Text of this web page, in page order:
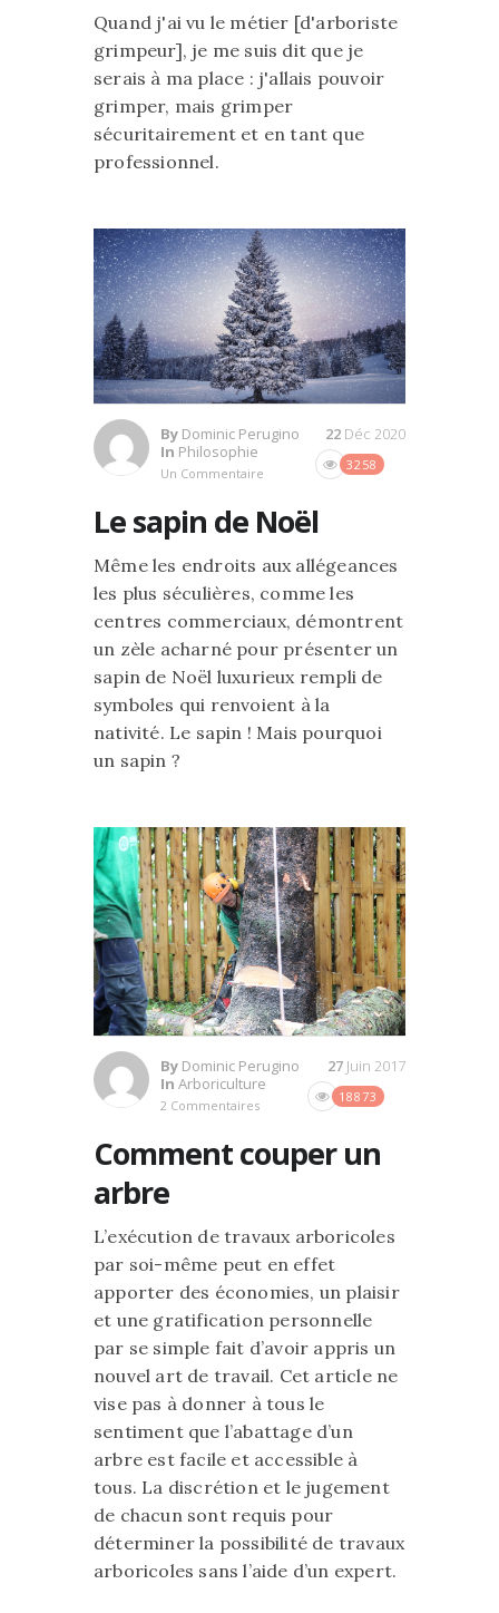
Quand j'ai vu le métier [d'arboriste
grimpeur], je me suis dit que je
serais à ma place : j'allais pouvoir
grimper, mais grimper
sécuritairement et en tant que
professionnel.
By Dominic Perugino
In Philosophie
Un Commentaire
3258
22 Déc 2020
Le sapin de Noël
Même les endroits aux allégeances
les plus séculières, comme les
centres commerciaux, démontrent
un zèle acharné pour présenter un
sapin de Noël luxurieux rempli de
symboles qui renvoient à la
nativité. Le sapin ! Mais pourquoi
un sapin ?
By Dominic Perugino
In Arboriculture
2 Commentaires
18873
27 Juin 2017
Comment couper un
arbre
L’exécution de travaux arboricoles
par soi-même peut en effet
apporter des économies, un plaisir
et une gratification personnelle
par se simple fait d’avoir appris un
nouvel art de travail. Cet article ne
vise pas à donner à tous le
sentiment que l’abattage d’un
arbre est facile et accessible à
tous. La discrétion et le jugement
de chacun sont requis pour
déterminer la possibilité de travaux
arboricoles sans l’aide d’un expert.